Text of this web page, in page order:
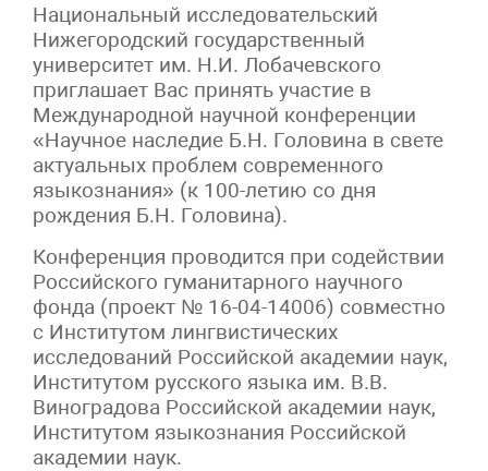
Национальный исследовательский
Нижегородский государственный
университет им. Н.И. Лобачевского
приглашает Вас принять участие в
Международной научной конференции
«Научное наследие Б.Н. Головина в свете
актуальных проблем современного
языкознания» (к 100-летию со дня
рождения Б.Н. Головина).
Конференция проводится при содействии
Российского гуманитарного научного
фонда (проект № 16-04-14006) совместно
с Институтом лингвистических
исследований Российской академии наук,
Институтом русского языка им. В.В.
Виноградова Российской академии наук,
Институтом языкознания Российской
академии наук.